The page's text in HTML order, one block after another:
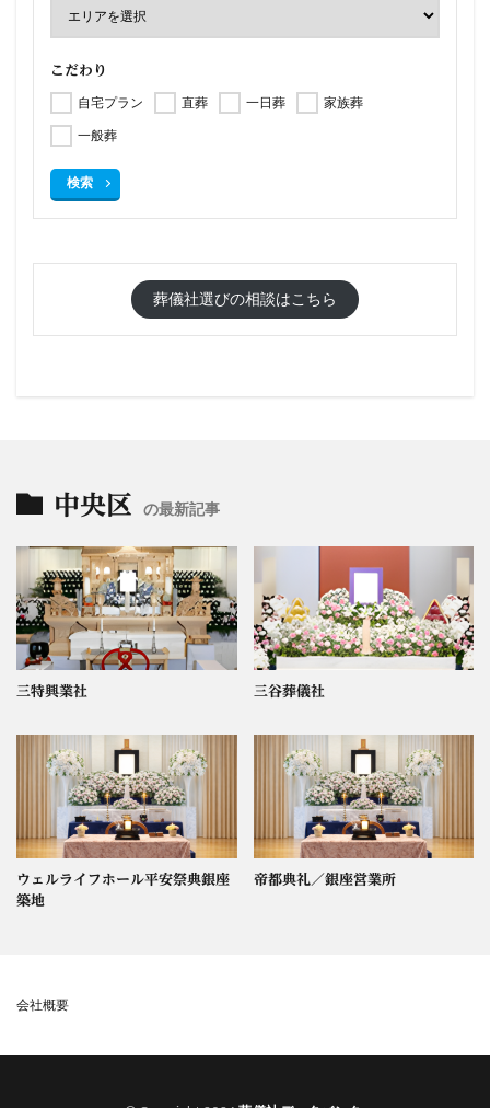
こだわり
自宅プラン 直葬 一日葬
家族葬
一般葬
検索
葬儀社選びの相談はこちら
中央区 の最新記事
三特興業社 三谷葬儀社
ウェルライフホール平安祭典銀座
築地
帝都典礼／銀座営業所
会社概要